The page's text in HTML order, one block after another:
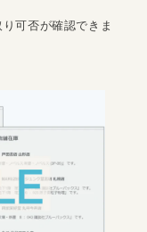
可否が確認できま